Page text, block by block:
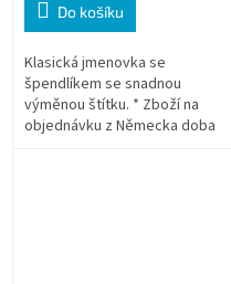
Do košíku
Klasická jmenovka se
špendlíkem se snadnou
výměnou štítku. * Zboží na
objednávku z Německa doba